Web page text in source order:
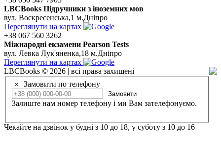
LBCBooks Підручники з іноземних мов
вул. Воскресенська,1 м.Дніпро
Переглянути на картах
+38 067 560 3262
Мiжнароднi екзамени Pearson Tests
вул. Левка Лук'яненка,18 м.Дніпро
Переглянути на картах
LBCBooks © 2026 | всі права захищені
× Замовити по телефону
Замовити
Залиште нам номер телефону і ми Вам зателефонуємо.
Чекайте на дзвінок у будні з 10 до 18, у суботу з 10 до 16